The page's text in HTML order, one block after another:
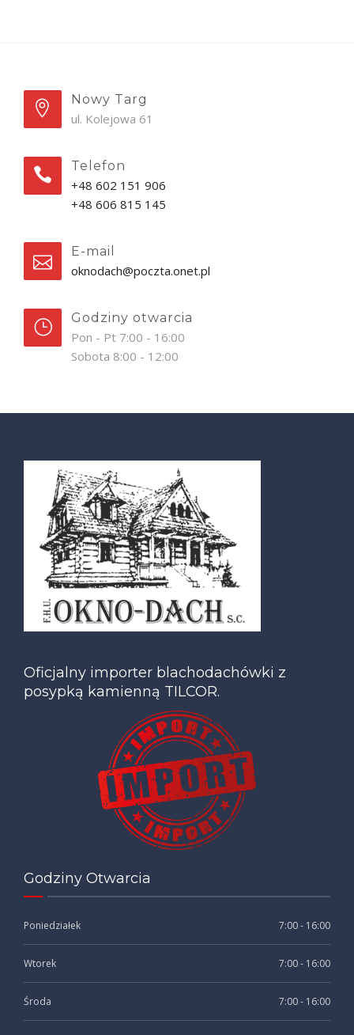
Nowy Targ
ul. Kolejowa 61
Telefon
+48 602 151 906
+48 606 815 145
E-mail
oknodach@poczta.onet.pl
Godziny otwarcia
Pon - Pt 7:00 - 16:00
Sobota 8:00 - 12:00
Oficjalny importer blachodachówki z
posypką kamienną TILCOR.
Godziny Otwarcia
Poniedziałek 7:00 - 16:00
Wtorek 7:00 - 16:00
Środa 7:00 - 16:00